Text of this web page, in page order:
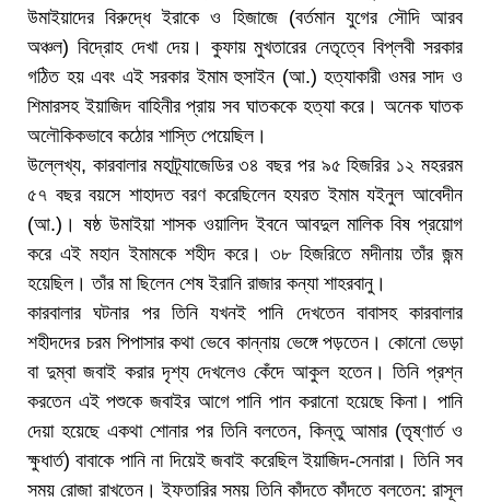
উমাইয়াদের বিরুদ্ধে ইরাকে ও হিজাজে (বর্তমান যুগের সৌদি আরব
অঞ্চল) বিদ্রোহ দেখা দেয়। কুফায় মুখতারের নেতৃত্বে বিপ্লবী সরকার
গঠিত হয় এবং এই সরকার ইমাম হুসাইন (আ.) হত্যাকারী ওমর সাদ ও
শিমারসহ ইয়াজিদ বাহিনীর প্রায় সব ঘাতককে হত্যা করে। অনেক ঘাতক
অলৌকিকভাবে কঠোর শাস্তি পেয়েছিল।
উল্লেখ্য, কারবালার মহাট্র্যাজেডির ৩৪ বছর পর ৯৫ হিজরির ১২ মহররম
৫৭ বছর বয়সে শাহাদত বরণ করেছিলেন হযরত ইমাম যইনুল আবেদীন
(আ.)। ষষ্ঠ উমাইয়া শাসক ওয়ালিদ ইবনে আবদুল মালিক বিষ প্রয়োগ
করে এই মহান ইমামকে শহীদ করে। ৩৮ হিজরিতে মদীনায় তাঁর জন্ম
হয়েছিল। তাঁর মা ছিলেন শেষ ইরানি রাজার কন্যা শাহরবানু।
কারবালার ঘটনার পর তিনি যখনই পানি দেখতেন বাবাসহ কারবালার
শহীদদের চরম পিপাসার কথা ভেবে কান্নায় ভেঙ্গে পড়তেন। কোনো ভেড়া
বা দুম্বা জবাই করার দৃশ্য দেখলেও কেঁদে আকুল হতেন। তিনি প্রশ্ন
করতেন এই পশুকে জবাইর আগে পানি পান করানো হয়েছে কিনা। পানি
দেয়া হয়েছে একথা শোনার পর তিনি বলতেন, কিন্তু আমার (তৃষ্ণার্ত ও
ক্ষুধার্ত) বাবাকে পানি না দিয়েই জবাই করেছিল ইয়াজিদ-সেনারা। তিনি সব
সময় রোজা রাখতেন। ইফতারির সময় তিনি কাঁদতে কাঁদতে বলতেন: রাসূল